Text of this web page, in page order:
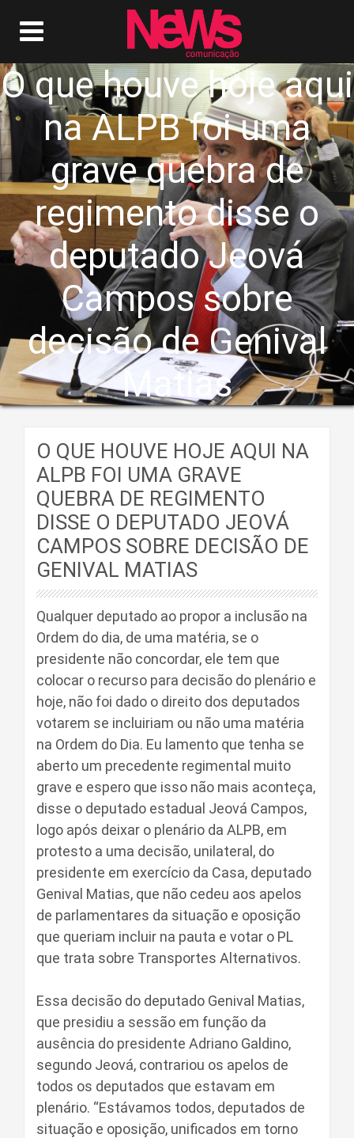
O que houve hoje aqui
na ALPB foi uma
grave quebra de
regimento disse o
deputado Jeová
Campos sobre
decisão de Genival
Matias
O QUE HOUVE HOJE AQUI NA
ALPB FOI UMA GRAVE
QUEBRA DE REGIMENTO
DISSE O DEPUTADO JEOVÁ
CAMPOS SOBRE DECISÃO DE
GENIVAL MATIAS
Qualquer deputado ao propor a inclusão na
Ordem do dia, de uma matéria, se o
presidente não concordar, ele tem que
colocar o recurso para decisão do plenário e
hoje, não foi dado o direito dos deputados
votarem se incluiriam ou não uma matéria
na Ordem do Dia. Eu lamento que tenha se
aberto um precedente regimental muito
grave e espero que isso não mais aconteça,
disse o deputado estadual Jeová Campos,
logo após deixar o plenário da ALPB, em
protesto a uma decisão, unilateral, do
presidente em exercício da Casa, deputado
Genival Matias, que não cedeu aos apelos
de parlamentares da situação e oposição
que queriam incluir na pauta e votar o PL
que trata sobre Transportes Alternativos.
Essa decisão do deputado Genival Matias,
que presidiu a sessão em função da
ausência do presidente Adriano Galdino,
segundo Jeová, contrariou os apelos de
todos os deputados que estavam em
plenário. “Estávamos todos, deputados de
situação e oposição, unificados em torno